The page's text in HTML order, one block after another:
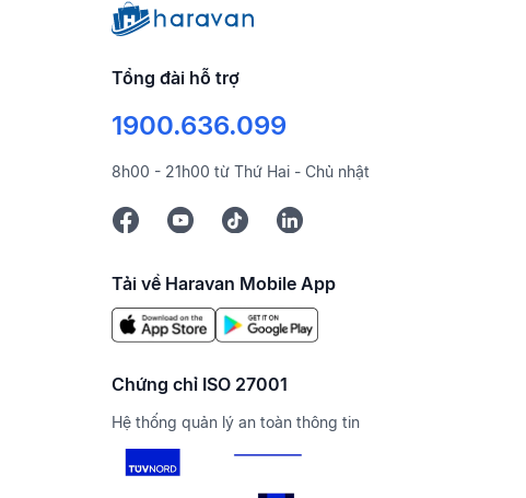
Tổng đài hỗ trợ
1900.636.099
8h00 - 21h00 từ Thứ Hai - Chủ nhật
Tải về Haravan Mobile App
Chứng chỉ ISO 27001
Hệ thống quản lý an toàn thông tin